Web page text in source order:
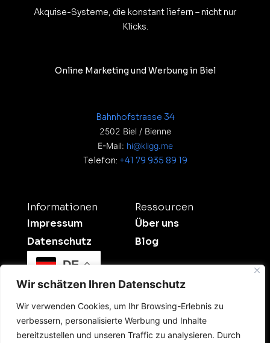
Wir schätzen Ihren Datenschutz
Wir verwenden Cookies, um Ihr Browsing-Erlebnis zu
verbessern, personalisierte Werbung und Inhalte
bereitzustellen und unseren Traffic zu analysieren. Durch
Akquise-Systeme, die konstant liefern – nicht nur
Klicks.
Online Marketing und Werbung in Biel
Bahnhofstrasse 34
2502 Biel / Bienne
E-Mail: hi@kligg.me
Telefon: +41 79 935 89 19
Informationen
Impressum
Datenschutz
Ressourcen
Über uns
Blog
DE